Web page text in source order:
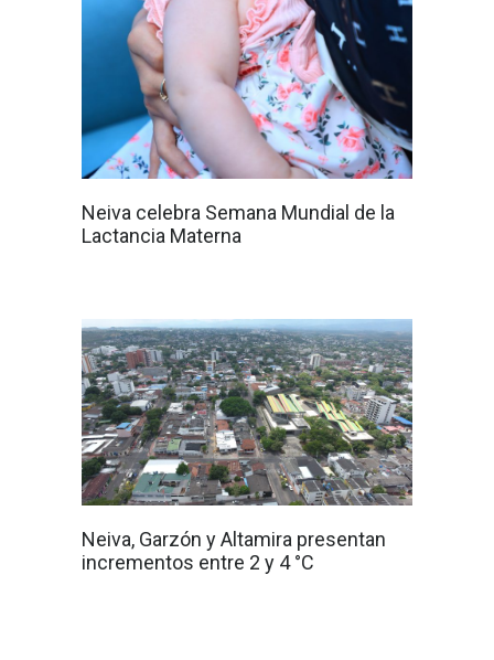
Neiva celebra Semana Mundial de la
Lactancia Materna
Neiva, Garzón y Altamira presentan
incrementos entre 2 y 4 °C